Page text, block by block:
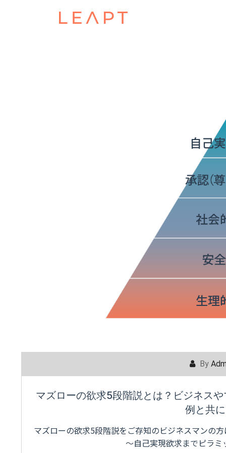
By
マズローの欲求5段階説とは？ビジネス
例と共
マズローの欲求5段階説をご存知のビジネスマンの
～自己実現欲求までピラ